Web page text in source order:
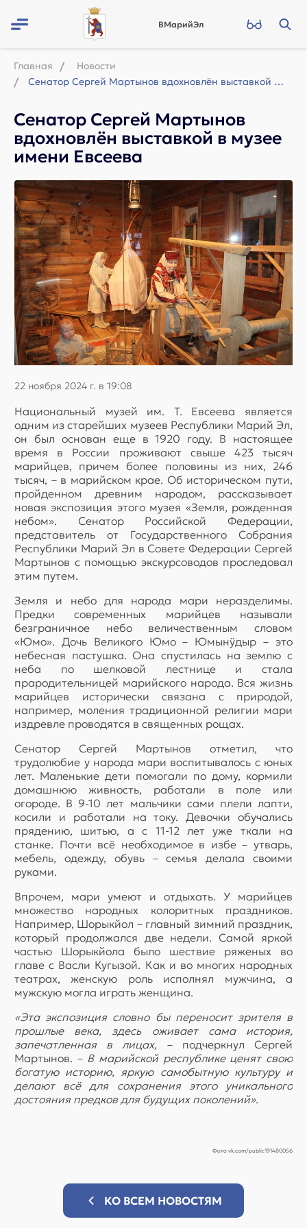
ВМарийЭл
Главная
Новости
Сенатор Сергей Мартынов вдохновлён выставкой в музее имени Евсеева
Сенатор Сергей Мартынов
вдохновлён выставкой в музее
имени Евсеева
22 ноября 2024 г. в 19:08
Национальный музей им. Т. Евсеева является
одним из старейших музеев Республики Марий Эл,
он был основан еще в 1920 году. В настоящее
время в России проживают свыше 423 тысяч
марийцев, причем более половины из них, 246
тысяч, – в марийском крае. Об историческом пути,
пройденном древним народом, рассказывает
новая экспозиция этого музея «Земля, рожденная
небом». Сенатор Российской Федерации,
представитель от Государственного Собрания
Республики Марий Эл в Совете Федерации Сергей
Мартынов с помощью экскурсоводов проследовал
этим путем.
Земля и небо для народа мари неразделимы.
Предки современных марийцев называли
безграничное небо величественным словом
«Юмо». Дочь Великого Юмо – Юмынÿдыр – это
небесная пастушка. Она спустилась на землю с
неба по шелковой лестнице и стала
прародительницей марийского народа. Вся жизнь
марийцев исторически связана с природой,
например, моления традиционной религии мари
издревле проводятся в священных рощах.
Сенатор Сергей Мартынов отметил, что
трудолюбие у народа мари воспитывалось с юных
лет. Маленькие дети помогали по дому, кормили
домашнюю живность, работали в поле или
огороде. В 9-10 лет мальчики сами плели лапти,
косили и работали на току. Девочки обучались
прядению, шитью, а с 11-12 лет уже ткали на
станке. Почти всё необходимое в избе – утварь,
мебель, одежду, обувь – семья делала своими
руками.
Впрочем, мари умеют и отдыхать. У марийцев
множество народных колоритных праздников.
Например, Шорыкйол – главный зимний праздник,
который продолжался две недели. Самой яркой
частью Шорыкйола было шествие ряженых во
главе с Васли Кугызой. Как и во многих народных
театрах, женскую роль исполнял мужчина, а
мужскую могла играть женщина.
«Эта экспозиция словно бы переносит зрителя в
прошлые века, здесь оживает сама история,
запечатленная в лицах, – подчеркнул Сергей
Мартынов. – В марийской республике ценят свою
богатую историю, яркую самобытную культуру и
делают всё для сохранения этого уникального
достояния предков для будущих поколений».
Фото vk.com/public191480056
КО ВСЕМ НОВОСТЯМ